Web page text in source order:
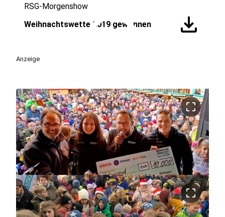
play_circle
RSG-Morgenshow
Weihnachtswette 2019 gewonnen
download
Anzeige
crop_free
crop_free